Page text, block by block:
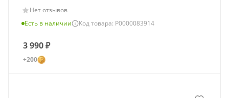
Нет отзывов
Есть в наличии
Код товара: Р0000083914
3 990₽
+200